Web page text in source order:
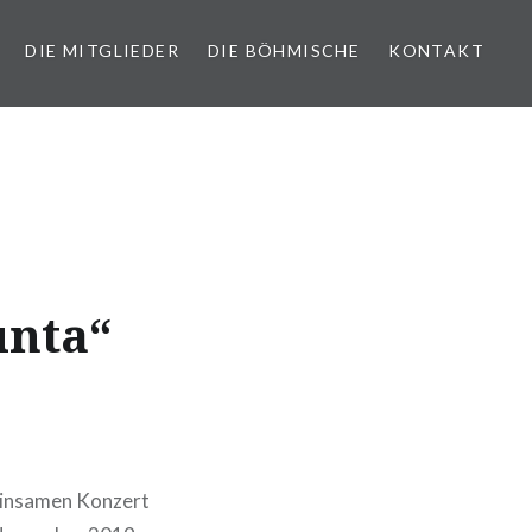
DIE MITGLIEDER DIE BÖHMISCHE KONTAKT
Konzert